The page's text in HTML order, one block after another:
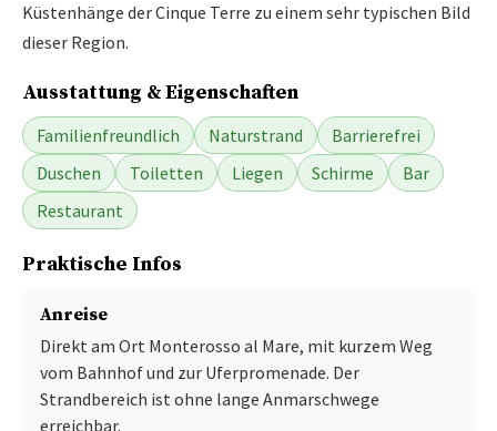
Küstenhänge der Cinque Terre zu einem sehr typischen Bild
dieser Region.
Ausstattung & Eigenschaften
Familienfreundlich Naturstrand
Barrierefrei
Duschen
Toiletten Liegen Schirme
Bar
Restaurant
Praktische Infos
Anreise
Direkt am Ort Monterosso al Mare, mit kurzem Weg
vom Bahnhof und zur Uferpromenade. Der
Strandbereich ist ohne lange Anmarschwege
erreichbar.